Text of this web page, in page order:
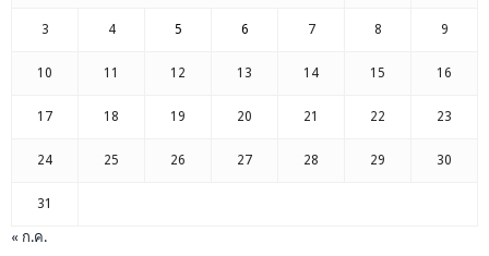
3 4 5 6 7 8 9
10 11 12 13 14 15 16
17 18 19 20 21 22 23
24 25 26 27 28 29 30
31
« ก.ค.